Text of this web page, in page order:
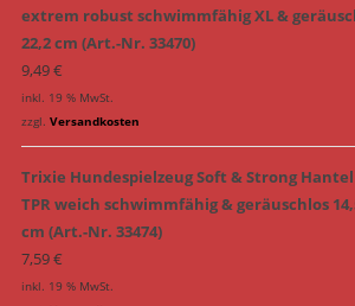
extrem robust schwimmfähig XL &
22,2 cm (Art.-Nr. 33470)
9,49€
inkl. 19 % MwSt.
zzgl. Versandkosten
Trixie Hundespielzeug Soft & Strong Hantel
TPR weich schwimmfähig & geräuschlos
cm (Art.-Nr. 33474)
7,59€
inkl. 19 % MwSt.